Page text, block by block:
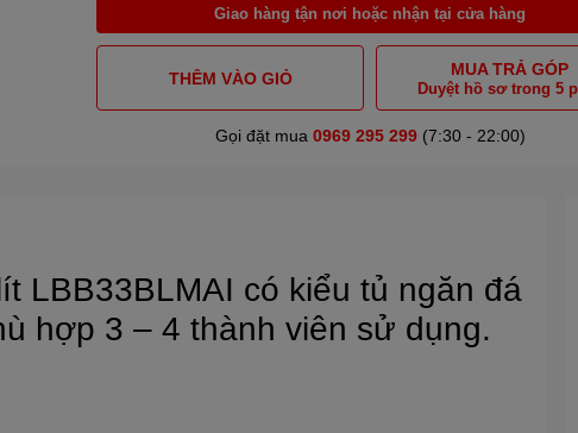
Giao hàng tận nơi hoặc nhận tại cửa hàng
THÊM VÀO GIỎ MUA TRẢ GÓP
Duyệt hồ sơ trong 5
Gọi đặt mua 0969 295 299(7:30 - 22:00)
LBB33BLMAI có kiểu tủ ngăn đá
hợp 3 – 4 thành viên sử dụng.